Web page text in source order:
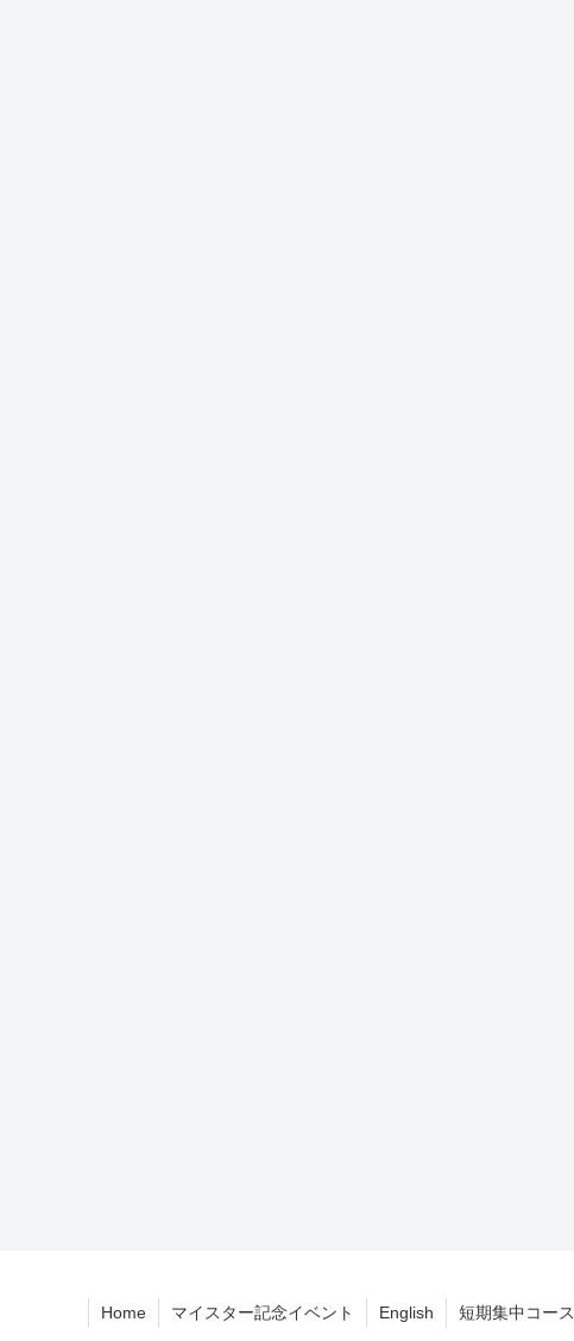
Home マイスター記念イベント English 短期集中コース